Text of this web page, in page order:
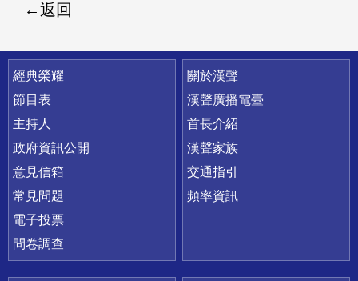
返回
快速連結
經典榮耀
節目表
主持人
政府資訊公開
意見信箱
常見問題
電子投票
問卷調查
關於漢聲
漢聲廣播電臺
首長介紹
漢聲家族
交通指引
頻率資訊